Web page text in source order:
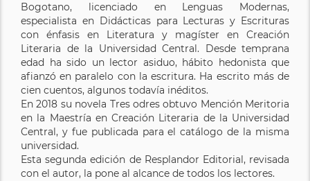
Bogotano, licenciado en Lenguas Modernas,
especialista en Didácticas para Lecturas y Escrituras
con énfasis en Literatura y magíster en Creación
Literaria de la Universidad Central. Desde temprana
edad ha sido un lector asiduo, hábito hedonista que
afianzó en paralelo con la escritura. Ha escrito más de
cien cuentos, algunos todavía inéditos.
En 2018 su novela Tres odres obtuvo Mención Meritoria
en la Maestría en Creación Literaria de la Universidad
Central, y fue publicada para el catálogo de la misma
universidad.
Esta segunda edición de Resplandor Editorial, revisada
con el autor, la pone al alcance de todos los lectores.